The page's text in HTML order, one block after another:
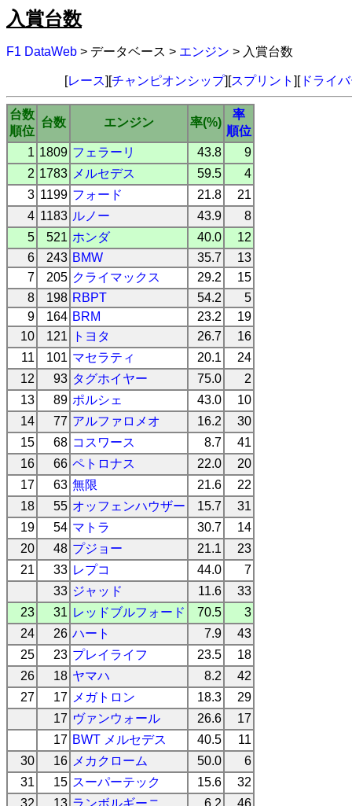
入賞台数
F1 DataWeb > データベース > エンジン > 入賞台数
[レース][チャンピオンシップ][スプリント ][ドライ
台数
順位
台数 エンジン 率(%)
率
順位
1 1809 フェラーリ 43.8
9
2 1783 メルセデス 59.5
4
3 1199 フォード 21.8
21
4 1183 ルノー 43.9
8
5
521 ホンダ 40.0
12
6
243 BMW 35.7
13
7
205 クライマックス 29.2
15
8
198 RBPT 54.2
5
9
164 BRM 23.2
19
10
121 トヨタ 26.7
16
11
101 マセラティ 20.1
24
12
93 タグホイヤー 75.0
2
13
89 ポルシェ 43.0
10
14
77 アルファロメオ 16.2
30
15
68 コスワース 8.7
41
16
66 ペトロナス 22.0
20
17
63 無限 21.6
22
18
55 オッフェンハウザー 15.7
31
19
54 マトラ 30.7
14
20
48 プジョー 21.1
23
21
33 レプコ 44.0
7
33 ジャッド 11.6
33
23
31 レッドブルフォード 70.5
3
24
26 ハート 7.9
43
25
23 プレイライフ 23.5
18
26
18 ヤマハ 8.2
42
27
17 メガトロン 18.3
29
17 ヴァンウォール 26.6
17
17 BWT メルセデス 40.5
11
30
16 メカクローム 50.0
6
31
15 スーパーテック 15.6
32
32
13 ランボルギーニ 6.2
46